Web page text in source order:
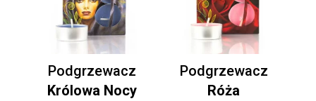
Podgrzewacz
Królowa Nocy
Podgrzewacz
Róża